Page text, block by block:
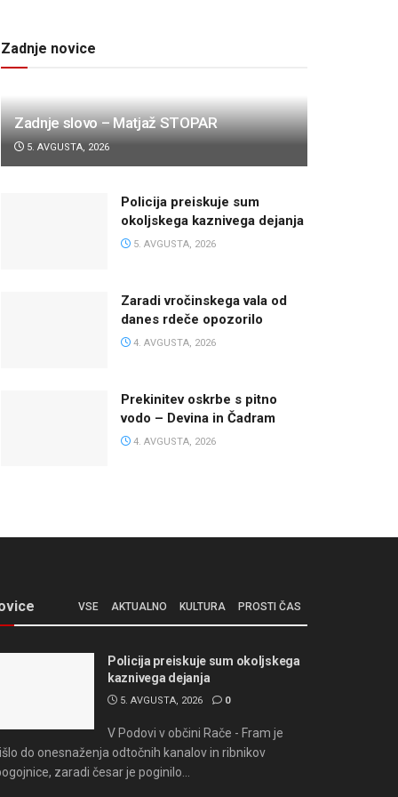
Zadnje novice
Zadnje slovo – Matjaž STOPAR
5. AVGUSTA, 2026
Policija preiskuje sum
okoljskega kaznivega dejanja
5. AVGUSTA, 2026
Zaradi vročinskega vala od
danes rdeče opozorilo
4. AVGUSTA, 2026
Prekinitev oskrbe s pitno
vodo – Devina in Čadram
4. AVGUSTA, 2026
VSE AKTUALNO KULTURA PROSTI ČAS
Policija preiskuje sum okoljskega
kaznivega dejanja
5. AVGUSTA, 2026 0
V Podovi v občini Rače - Fram je
do onesnaženja odtočnih kanalov in ribnikov
zaradi česar je poginilo...